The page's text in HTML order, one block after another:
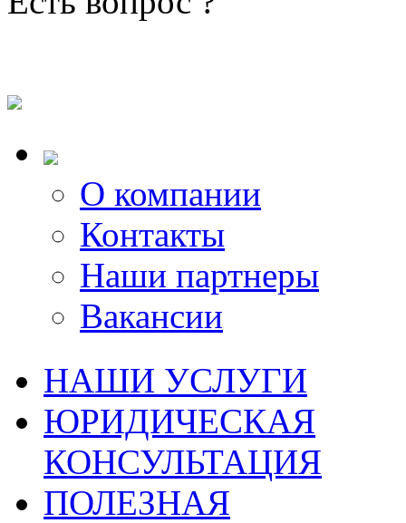
О компании
Контакты
Наши партнеры
Вакансии
НАШИ УСЛУГИ
ЮРИДИЧЕСКАЯ
КОНСУЛЬТАЦИЯ
ПОЛЕЗНАЯ